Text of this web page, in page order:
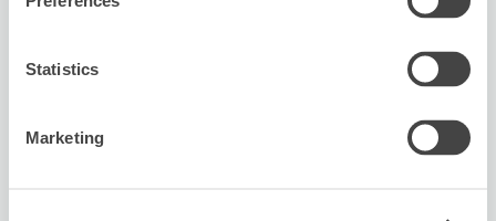
Statistics
Marketing
戸越銀座駅から徒歩0分